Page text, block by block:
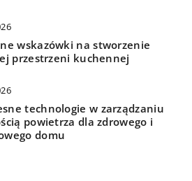
wskazówki na stworzenie
przestrzeni kuchennej
technologie w zarządzaniu
powietrza dla zdrowego i
domu